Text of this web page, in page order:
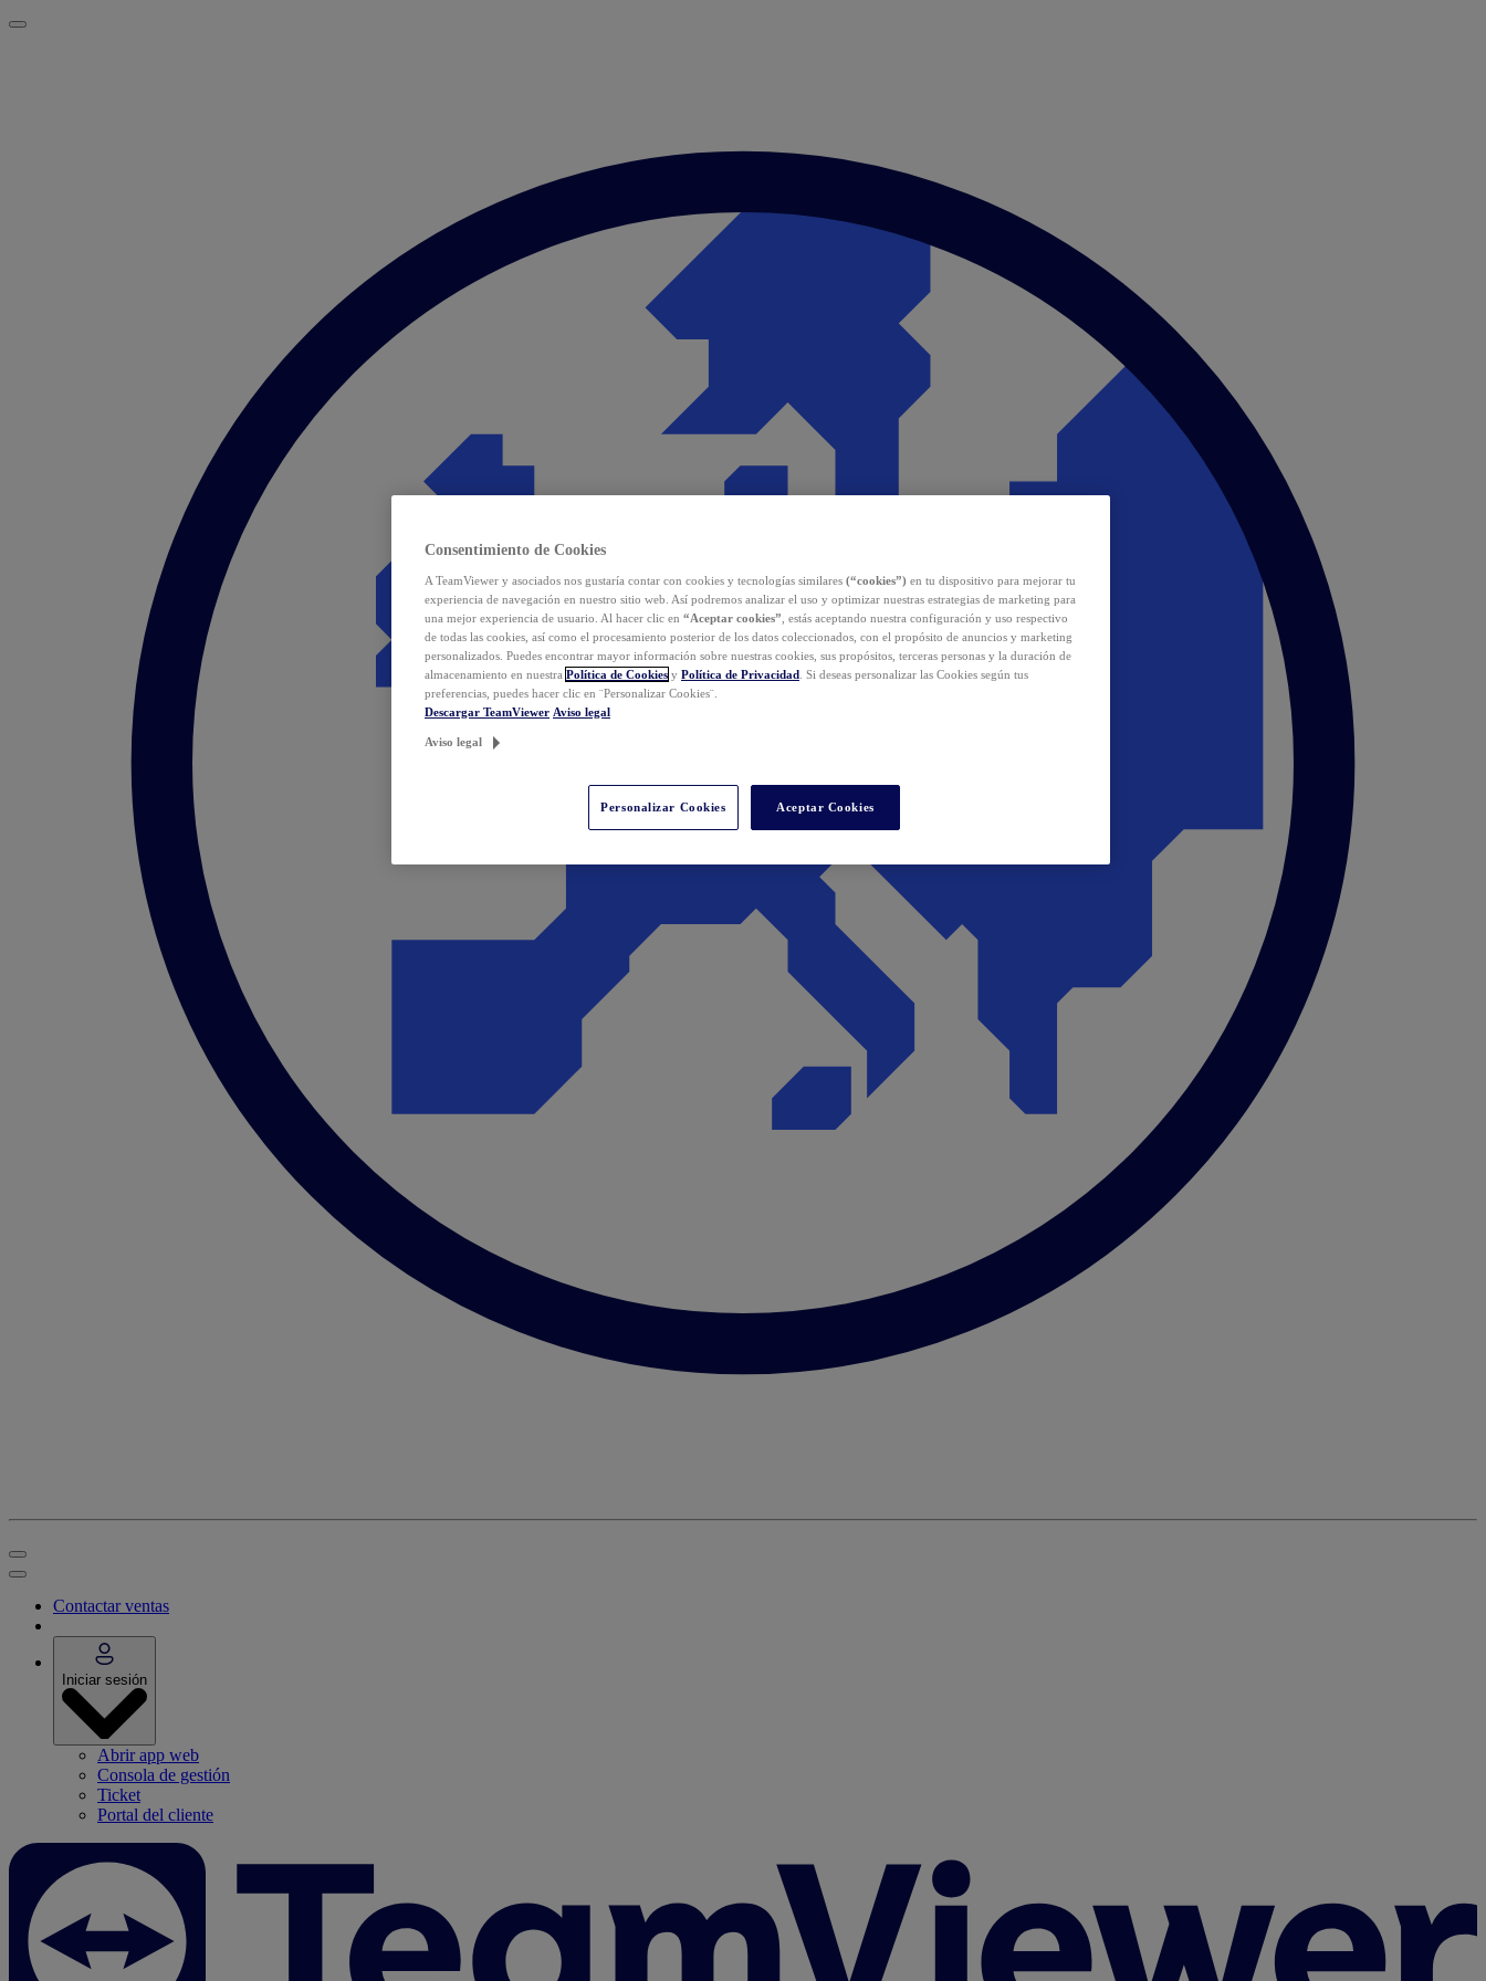
Contactar ventas
Iniciar sesión
Abrir app web
Consola de gestión
Ticket
Portal del cliente
Consentimiento de Cookies
A TeamViewer y asociados nos gustaría contar con cookies y tecnologías similares (“cookies”) en tu dispositivo para mejorar tu
experiencia de navegación en nuestro sitio web. Así podremos analizar el uso y optimizar nuestras estrategias de marketing para
una mejor experiencia de usuario. Al hacer clic en “Aceptar cookies” , estás aceptando nuestra configuración y uso respectivo
de todas las cookies, así como el procesamiento posterior de los datos coleccionados, con el propósito de anuncios y marketing
personalizados. Puedes encontrar mayor información sobre nuestras cookies, sus propósitos, terceras personas y la duración de
almacenamiento en nuestra Política de Cookies y Política de Privacidad . Si deseas personalizar las Cookies según tus
preferencias, puedes hacer clic en ¨Personalizar Cookies¨.
Descargar TeamViewer Aviso legal
Aviso legal
Personalizar Cookies Aceptar Cookies